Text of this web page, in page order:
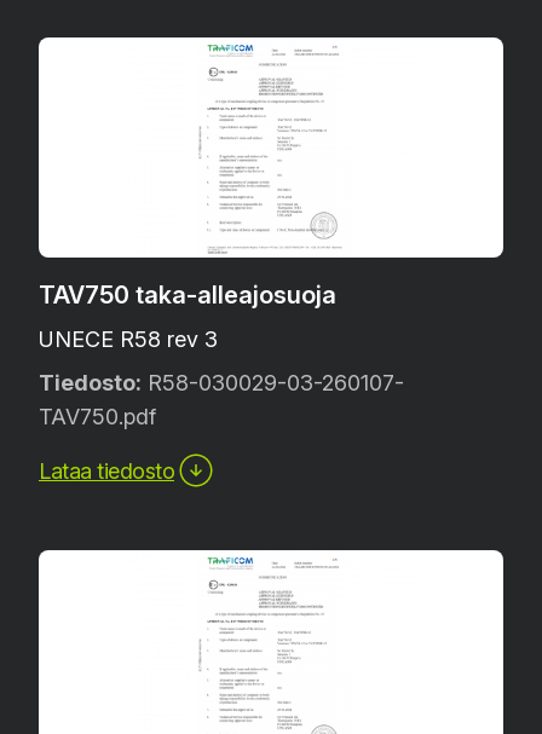
TAV750 taka-alleajosuoja
UNECE R58 rev 3
Tiedosto: R58-030029-03-260107-
TAV750.pdf
Lataa tiedosto